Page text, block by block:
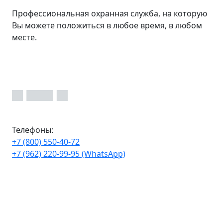
Профессиональная охранная служба, на которую
Вы можете положиться в любое время, в любом
месте.
Телефоны:
+7 (800) 550-40-72
+7 (962) 220-99-95 (WhatsApp)